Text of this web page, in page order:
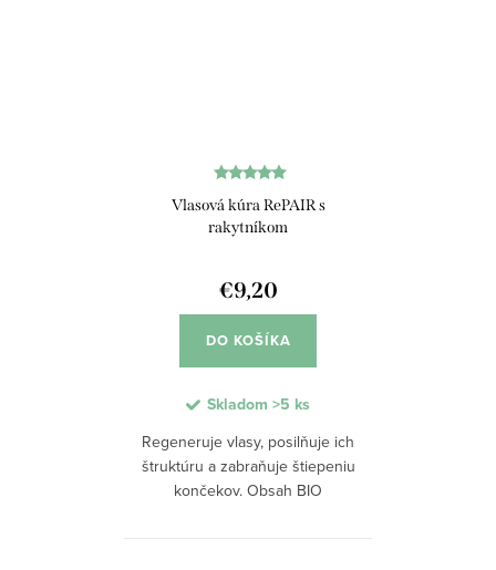
Vlasová kúra RePAIR s
rakytníkom
€9,20
DO KOŠÍKA
Skladom >5 ks
Regeneruje vlasy, posilňuje ich
štruktúru a zabraňuje štiepeniu
končekov. Obsah BIO